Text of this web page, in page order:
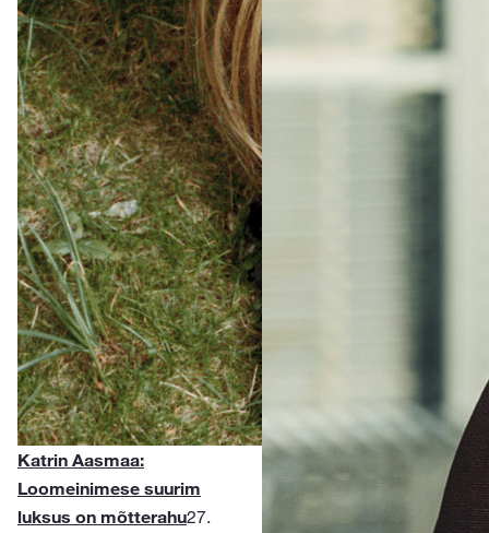
Katrin Aasmaa:
Loomeinimese suurim
luksus on mõtterahu27.